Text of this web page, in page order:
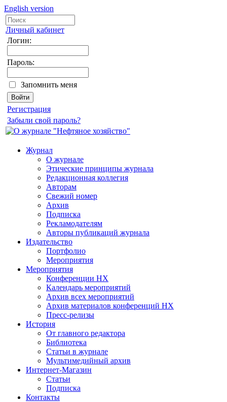
English version
Личный кабинет
Логин:
Пароль:
Запомнить меня
Регистрация
Забыли свой пароль?
Журнал
О журнале
Этические принципы журнала
Редакционная коллегия
Авторам
Свежий номер
Архив
Подписка
Рекламодателям
Авторы публикаций журнала
Издательство
Портфолио
Мероприятия
Мероприятия
Конференции НХ
Календарь мероприятий
Архив всех мероприятий
Архив материалов конференций НХ
Пресс-релизы
История
От главного редактора
Библиотека
Статьи в журнале
Мультимедийный архив
Интернет-Магазин
Статьи
Подписка
Контакты